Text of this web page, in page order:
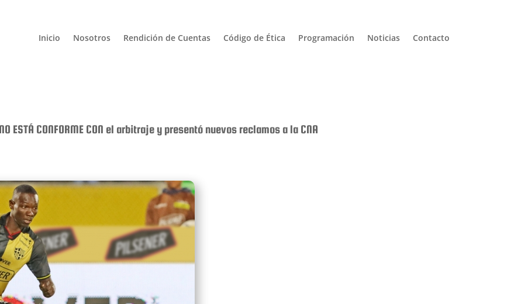
Inicio Nosotros Rendición de Cuentas Código de Ética Programación Noticias Contacto
ESTÁ CONFORME CON el arbitraje y presentó nuevos reclamos a la CNA